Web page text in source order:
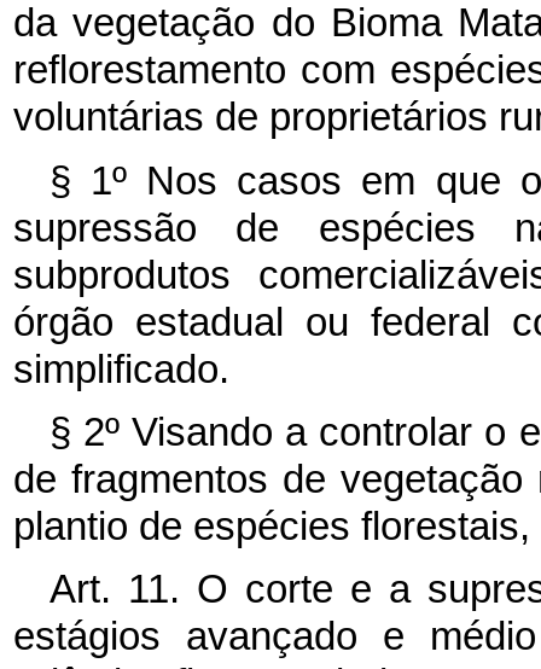
da vegetação do Bioma
reflorestamento com
voluntárias de proprietários
§ 1º Nos casos em que
supressão de espécies
subprodutos
órgão estadual ou federal
simplificado.
§ 2º Visando a controlar o
de fragmentos de
plantio de espécies
Art. 11. O corte e a
estágios avançado e